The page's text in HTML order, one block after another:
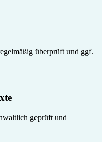
überprüft und ggf.
geprüft und